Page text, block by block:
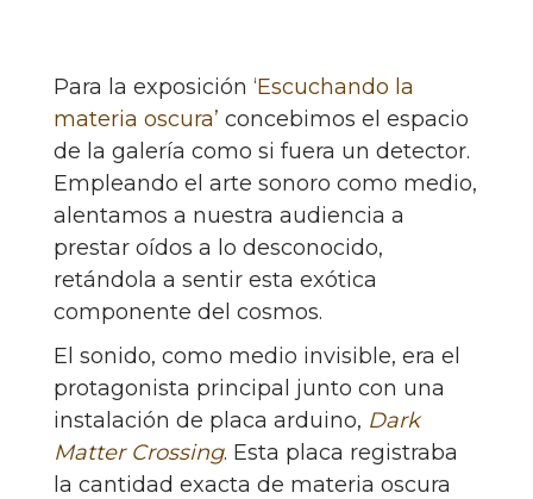
Para la exposición ‘Escuchando la
materia oscura’ concebimos el espacio
de la galería como si fuera un detector.
Empleando el arte sonoro como medio,
alentamos a nuestra audiencia a
prestar oídos a lo desconocido,
retándola a sentir esta exótica
componente del cosmos.
El sonido, como medio invisible, era el
protagonista principal junto con una
instalación de placa arduino, Dark
Matter Crossing. Esta placa registraba
la cantidad exacta de materia oscura